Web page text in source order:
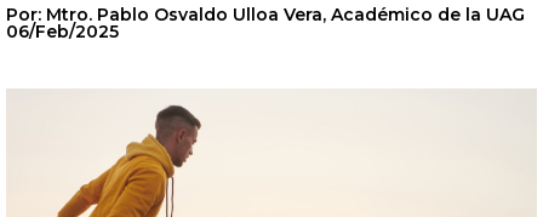
Por: Mtro. Pablo Osvaldo Ulloa Vera, Académico de la UAG
06/Feb/2025